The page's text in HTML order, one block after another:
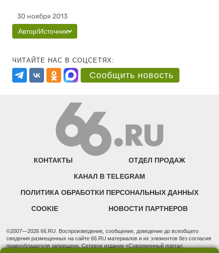
30 ноября 2013
Автор/Источник
ЧИТАЙТЕ НАС В СОЦСЕТЯХ:
Сообщить новость
КОНТАКТЫ ОТДЕЛ ПРОДАЖ
КАНАЛ В TELEGRAM
ПОЛИТИКА ОБРАБОТКИ ПЕРСОНАЛЬНЫХ ДАННЫХ
COOKIE НОВОСТИ ПАРТНЕРОВ
©2007—2026 66.RU. Воспроизведение, сообщение, доведение до всеобщего
сведения размещенных на сайте 66.RU материалов и их элементов без согласия
правообладателя запрещено. Сетевое издание «Современный портал